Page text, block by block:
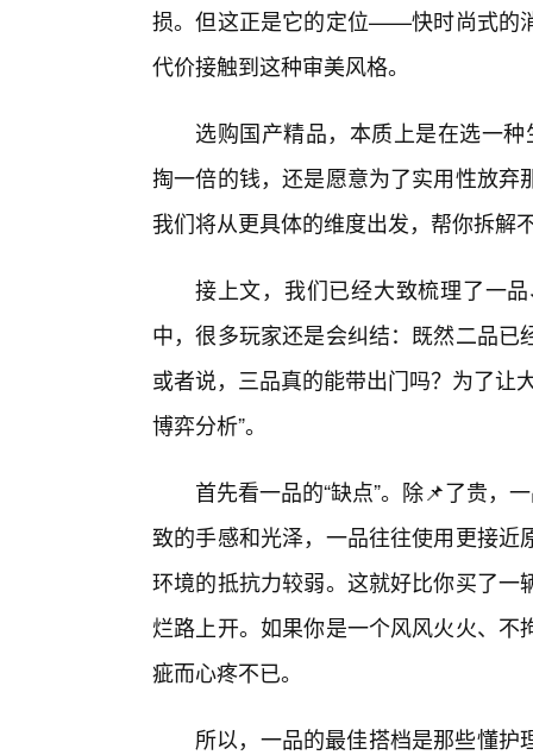
损。但这正是它的定位——快时尚式的
代价接触到这种审美风格。
选购国产精品，本质上是在选一
掏一倍的钱，还是愿意为了实用性放
我们将从更具体的维度出发，帮你拆解
接上文，我们已经大致梳理了一
中，很多玩家还是会纠结：既然二品
或者说，三品真的能带出门吗？为了让
博弈分析”。
首先看一品的“缺点”。除📌了贵，
致的手感和光泽，一品往往使用更接
环境的抵抗力较弱。这就好比你买了
烂路上开。如果你是一个风风火火、
疵而心疼不已。
所以，一品的最佳搭档是那些懂